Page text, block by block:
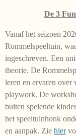
De 3
Vanaf het seizoen
Rommelspeeltuin,
ingeschreven. Een
theorie. De
leren en ervaren over
playwork. De
buiten spelende
het speeltuinhonk
en aanpak. Zie hier